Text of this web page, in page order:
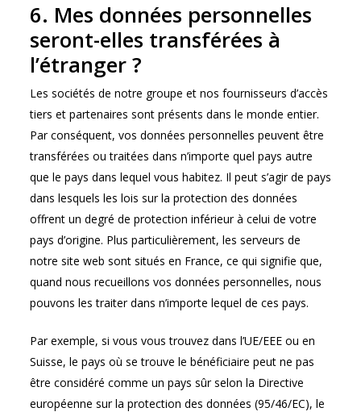
6. Mes données personnelles
seront-elles transférées à
l’étranger ?
Les sociétés de notre groupe et nos fournisseurs d’accès
tiers et partenaires sont présents dans le monde entier.
Par conséquent, vos données personnelles peuvent être
transférées ou traitées dans n’importe quel pays autre
que le pays dans lequel vous habitez. Il peut s’agir de pays
dans lesquels les lois sur la protection des données
offrent un degré de protection inférieur à celui de votre
pays d’origine. Plus particulièrement, les serveurs de
notre site web sont situés en France, ce qui signifie que,
quand nous recueillons vos données personnelles, nous
pouvons les traiter dans n’importe lequel de ces pays.
Par exemple, si vous vous trouvez dans l’UE/EEE ou en
Suisse, le pays où se trouve le bénéficiaire peut ne pas
être considéré comme un pays sûr selon la Directive
européenne sur la protection des données (95/46/EC), le